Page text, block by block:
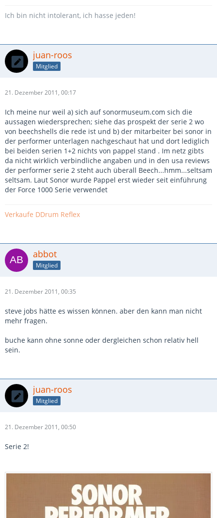
Ich bin nicht intolerant, ich hasse jeden!
juan-roos
Mitglied
21. Dezember 2011, 00:17
Ich meine nur weil a) sich auf sonormuseum.com sich die
aussagen wiedersprechen; siehe das prospekt der serie 2 wo
von beechshells die rede ist und b) der mitarbeiter bei sonor in
der performer unterlagen nachgeschaut hat und dort lediglich
bei beiden serien 1+2 nichts von pappel stand . Im netz gibts
da nicht wirklich verbindliche angaben und in den usa reviews
der performer serie 2 steht auch überall Beech...hmm...seltsam
seltsam. Laut Sonor wurde Pappel erst wieder seit einführung
der Force 1000 Serie verwendet
Verkaufe DDrum Reflex
abbot
Mitglied
21. Dezember 2011, 00:35
steve jobs hätte es wissen können. aber den kann man nicht
mehr fragen.
buche kann ohne sonne oder dergleichen schon relativ hell
sein.
juan-roos
Mitglied
21. Dezember 2011, 00:50
Serie 2!